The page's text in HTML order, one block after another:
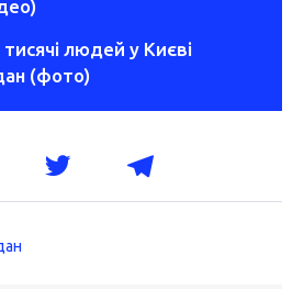
тисячі людей у Києві
(фото)